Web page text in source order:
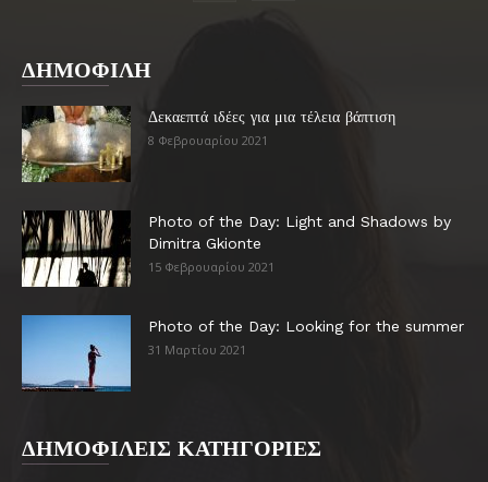
ΔΗΜΟΦΙΛΗ
Δεκαεπτά ιδέες για μια τέλεια βάπτιση
8 Φεβρουαρίου 2021
Photo of the Day: Light and Shadows by
Dimitra Gkionte
15 Φεβρουαρίου 2021
Photo of the Day: Looking for the summer
31 Μαρτίου 2021
ΔΗΜΟΦΙΛΕΙΣ ΚΑΤΗΓΟΡΙΕΣ